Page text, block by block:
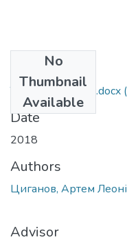
No
Thumbnail
Available
Tsyganov_magistr.docx
Date
2018
Authors
Циганов, Артем
Advisor